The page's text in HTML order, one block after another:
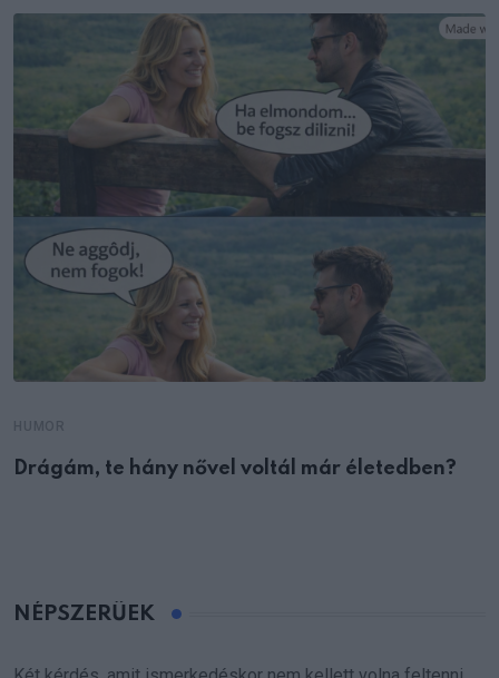
Drágám, te hány nővel voltál már életedben?
NÉPSZERŰEK